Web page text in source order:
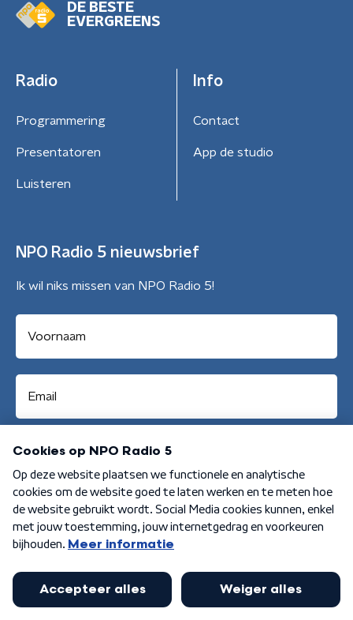
DE BESTE
EVERGREENS
Radio
Programmering
Presentatoren
Luisteren
Info
Contact
App de studio
NPO Radio 5 nieuwsbrief
Ik wil niks missen van NPO Radio 5!
Aanmelden
Algemene voorwaarden Privacybeleid